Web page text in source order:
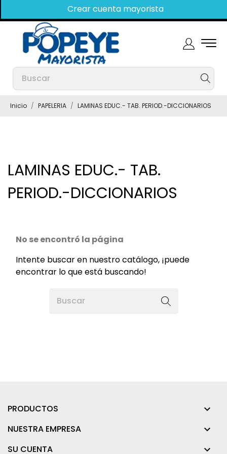
Crear cuenta mayorista
Inicio PAPELERIA LAMINAS EDUC.- TAB. PERIOD.-DICCIONARIOS
LAMINAS EDUC.- TAB.
PERIOD.-DICCIONARIOS
No se encontró la página
Intente buscar en nuestro catálogo, ¡puede
encontrar lo que está buscando!
PRODUCTOS 
NUESTRA EMPRESA 
SU CUENTA 